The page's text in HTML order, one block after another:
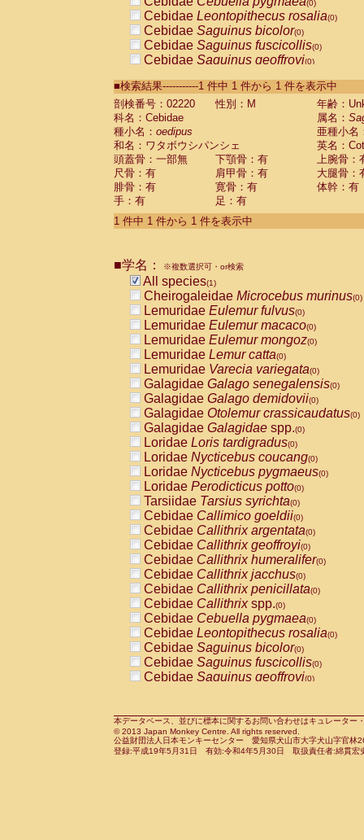
(0)
Cebidae Leontopithecus rosalia(0)
Cebidae Saguinus bicolor(0)
Cebidae Saguinus fuscicollis(0)
Cebidae Saguinus geoffroyi(0)
CebidaeSaguinus labiatus(0)
Cebidae Saguinus leucopus (0)
Cebidae
Cebidae
CebidaeSaguinus nigricollis (0)
Cebidae Saguinus oedipus
Cebidae Saguinus weddelli
Cebidae Saguinusspp.
Cebidae Aotus trivirgatus
Cebidae Cebus albifrons
CebidaeCebus nigrivittatus
CebidaeCebus
CebidaeSaimiri boliviensis(0)
CebidaeSaimiri sciureus(0)
AtelidaeAlouatta caraya(0)
AtelidaeAlouatta fusca(0)
AtelidaeAlouatta seniculus
AtelidaeAlouattaspp.(0)
AtelidaeAteles belzebuth(0)
AtelidaeAteles geoffroyi(0)
AtelidaeAteles paniscus(0)
AtelidaeAtelesspp.(0)
Atelidae Lagothrix lagothricha
AtelidaeLagothrix lagothricha cana
PitheciidaeCacajao calvus
PitheciidaeCallicebus cupreus
PitheciidaeCallicebus donacophilus
PitheciidaeCallicebus moloch
PitheciidaeCallicebus torquatus
PitheciidaeCallicebusspp.(0)
PitheciidaeChiropotes satanas(0)
PitheciidaePithecia monachus
PitheciidaePithecia pithecia(0)
CercopithecidaeCercocebus agilis
CercopithecidaeCercocebus
CercopithecidaeCercocebus
CercopithecidaeCercocebus
CercopithecidaeCercocebus
CercopithecidaeCercocebushybrid
CercopithecidaePapio anubis(0)
CercopithecidaePapio cynocephalus
CercopithecidaePapio hamadryas(0)
■検索結果-----------1 件中 1 件から 1 件を表示中
剖検番号：02220
性別：M
年齢：
科名：Cebidae
属名：
種小名： oedipus
亜種小名
和名：ワタボウシパンシェ
英名：
頭蓋骨：一部無
下顎骨：有
上腕骨：
尺骨：有
肩甲骨：有
大腿骨：
腓骨：有
寛骨：有
体幹：有
手：有
足：有
1 件中 1 件から 1 件を表示中
■学名： ※複数選択可・or検索
All species(1)
Cheirogaleidae Microcebus murinus(0)
Lemuridae Eulemur fulvus(0)
Lemuridae Eulemur macaco(0)
Lemuridae Eulemur mongoz(0)
Lemuridae Lemur catta(0)
Lemuridae Varecia variegata(0)
Galagidae Galago senegalensis(0)
Galagidae Galago demidovii(0)
Galagidae Otolemur crassicaudatus(0)
Galagidae Galagidae spp.(0)
Loridae Loris tardigradus(0)
Loridae Nycticebus coucang(0)
Loridae Nycticebus pygmaeus(0)
Loridae Perodicticus potto(0)
Tarsiidae Tarsius syrichta(0)
Cebidae Callimico goeldii(0)
Cebidae Callithrix argentata(0)
Cebidae Callithrix geoffroyi(0)
Cebidae Callithrix humeralifer(0)
Cebidae Callithrix jacchus(0)
Cebidae Callithrix penicillata(0)
Cebidae Callithrixspp.(0)
Cebidae Cebuella pygmaea(0)
Cebidae Leontopithecus rosalia(0)
Cebidae Saguinus bicolor(0)
Cebidae Saguinus fuscicollis(0)
Cebidae Saguinus geoffroyi(0)
CebidaeSaguinus leucopus(0)
CebidaeSaguinus midas(0)
Cebidae Saguinus mystax(0)
本データベース、並びに標本に関するお問い合わせはキュレータ
© 2013 Japan Monkey Centre. All rights reserved.
公益財団法人日本モンキーセンター 愛知県犬山市大字犬山字官
登録:平成19年5月31日 有効:令和4年5月30日 取扱責任者:綿貫宏